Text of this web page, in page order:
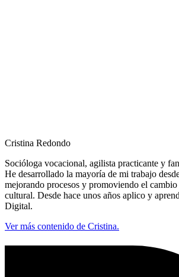
Cristina Redondo
Socióloga vocacional, agilista practicante y
He desarrollado la mayoría de mi trabajo
mejorando procesos y promoviendo el
cultural. Desde hace unos años aplico y
Digital.
Ver más contenido de Cristina.